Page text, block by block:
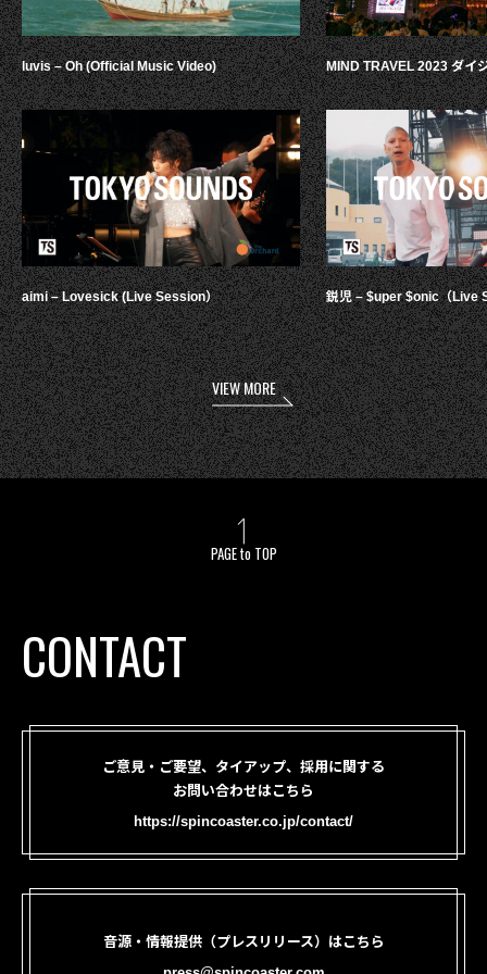
luvis – Oh (Official Music Video)
aimi – Lovesick (Live Session）
MIND TRAVEL 2023 ダイ
鋭児 – $uper $onic（Live
VIEW MORE
PAGE to TOP
CONTACT
ご意見・ご要望、タイアップ、採用に関する
お問い合わせはこちら
https://spincoaster.co.jp/contact/
音源・情報提供（プレスリリース）はこちら